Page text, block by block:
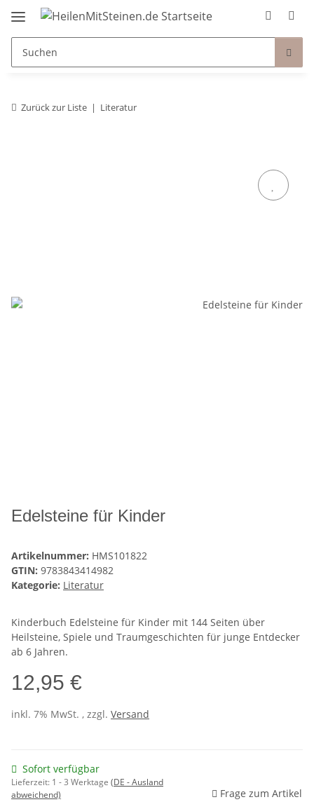
Zurück zur Liste Literatur
Edelsteine für Kinder
Artikelnummer: HMS101822
GTIN: 9783843414982
Kategorie: Literatur
Kinderbuch Edelsteine für Kinder mit 144 Seiten über
Heilsteine, Spiele und Traumgeschichten für junge Entdecker
ab 6 Jahren.
12,95 €
inkl. 7% MwSt. , zzgl. Versand
Sofort verfügbar
Lieferzeit: 1 - 3 Werktage (DE - Ausland
abweichend)
Frage zum Artikel